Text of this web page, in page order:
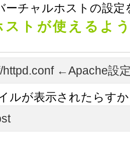
ーチャルホストの設定
ストが使えるよ
httpd.conf ←Apache設
ルが表示されたらす